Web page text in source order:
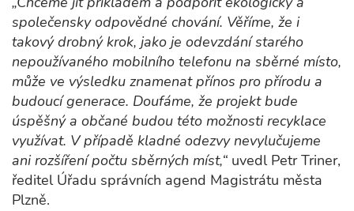
společensky odpovědné chování. Věříme, že i
takový drobný krok, jako je odevzdání starého
nepoužívaného mobilního telefonu na sběrné místo,
může ve výsledku znamenat přínos pro přírodu a
budoucí generace. Doufáme, že projekt bude
úspěšný a občané budou této možnosti recyklace
využívat. V případě kladné odezvy nevylučujeme
ani rozšíření počtu sběrných míst,“ uvedl Petr Triner,
ředitel Úřadu správních agend Magistrátu města
Plzně.